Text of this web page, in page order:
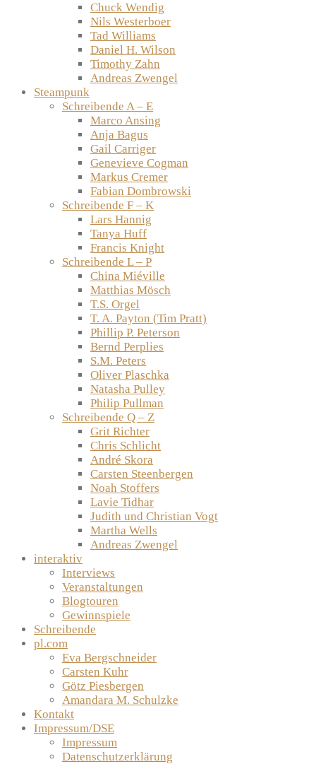
Chuck Wendig
Nils Westerboer
Tad Williams
Daniel H. Wilson
Timothy Zahn
Andreas Zwengel
Steampunk
Schreibende A – E
Marco Ansing
Anja Bagus
Gail Carriger
Genevieve Cogman
Markus Cremer
Fabian Dombrowski
Schreibende F – K
Lars Hannig
Tanya Huff
Francis Knight
Schreibende L – P
China Miéville
Matthias Mösch
T.S. Orgel
T. A. Payton (Tim Pratt)
Phillip P. Peterson
Bernd Perplies
S.M. Peters
Oliver Plaschka
Natasha Pulley
Philip Pullman
Schreibende Q – Z
Grit Richter
Chris Schlicht
André Skora
Carsten Steenbergen
Noah Stoffers
Lavie Tidhar
Judith und Christian Vogt
Martha Wells
Andreas Zwengel
interaktiv
Interviews
Veranstaltungen
Blogtouren
Gewinnspiele
Schreibende
pl.com
Eva Bergschneider
Carsten Kuhr
Götz Piesbergen
Amandara M. Schulzke
Kontakt
Impressum/DSE
Impressum
Datenschutzerklärung